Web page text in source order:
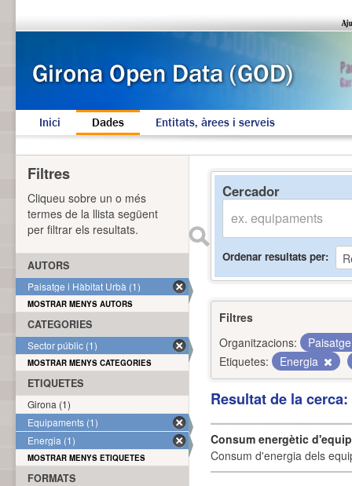
Inici Dades Entitats, àrees i serveis
Cercador
Ordenar resultats per
Filtres
Organitzacions:
Etiquetes:
Energia
Resultat de la
Consum energètic
Consum d'energia dels
Filtres
Cliqueu sobre un o més
termes de la llista següent
per filtrar els resultats.
AUTORS
Paisatge i Hàbitat Urbà (1)
MOSTRAR MENYS AUTORS
CATEGORIES
Sector públic (1)
MOSTRAR MENYS CATEGORIES
ETIQUETES
Girona (1)
Equipaments (1)
Energia (1)
MOSTRAR MENYS ETIQUETES
FORMATS